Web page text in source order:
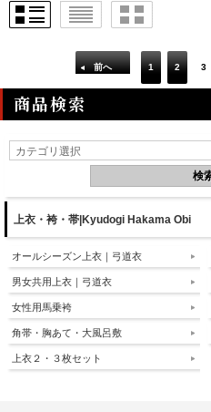
前へ 1 2 3
商品検索
上衣・袴・帯|Kyudogi Hakama Obi
オールシーズン上衣｜弓道衣
男女共用上衣｜弓道衣
女性用馬乗袴
角帯・胸あて・大風呂敷
上衣２・３枚セット